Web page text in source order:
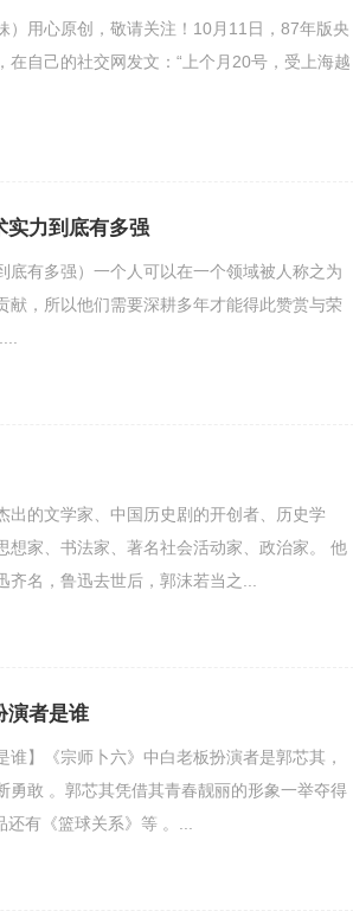
用心原创，敬请关注！10月11日，87年版央
自己的社交网发文：“上个月20号，受上海越
实力到底有多强
有多强）一个人可以在一个领域被人称之为
献，所以他们需要深耕多年才能得此赞赏与荣
的文学家、中国历史剧的开创者、历史学
家、书法家、著名社会活动家、政治家。 他
名，鲁迅去世后，郭沫若当之...
演者是谁
谁】《宗师卜六》中白老板扮演者是郭芯其，
敢 。郭芯其凭借其青春靓丽的形象一举夺得
有《篮球关系》等 。...